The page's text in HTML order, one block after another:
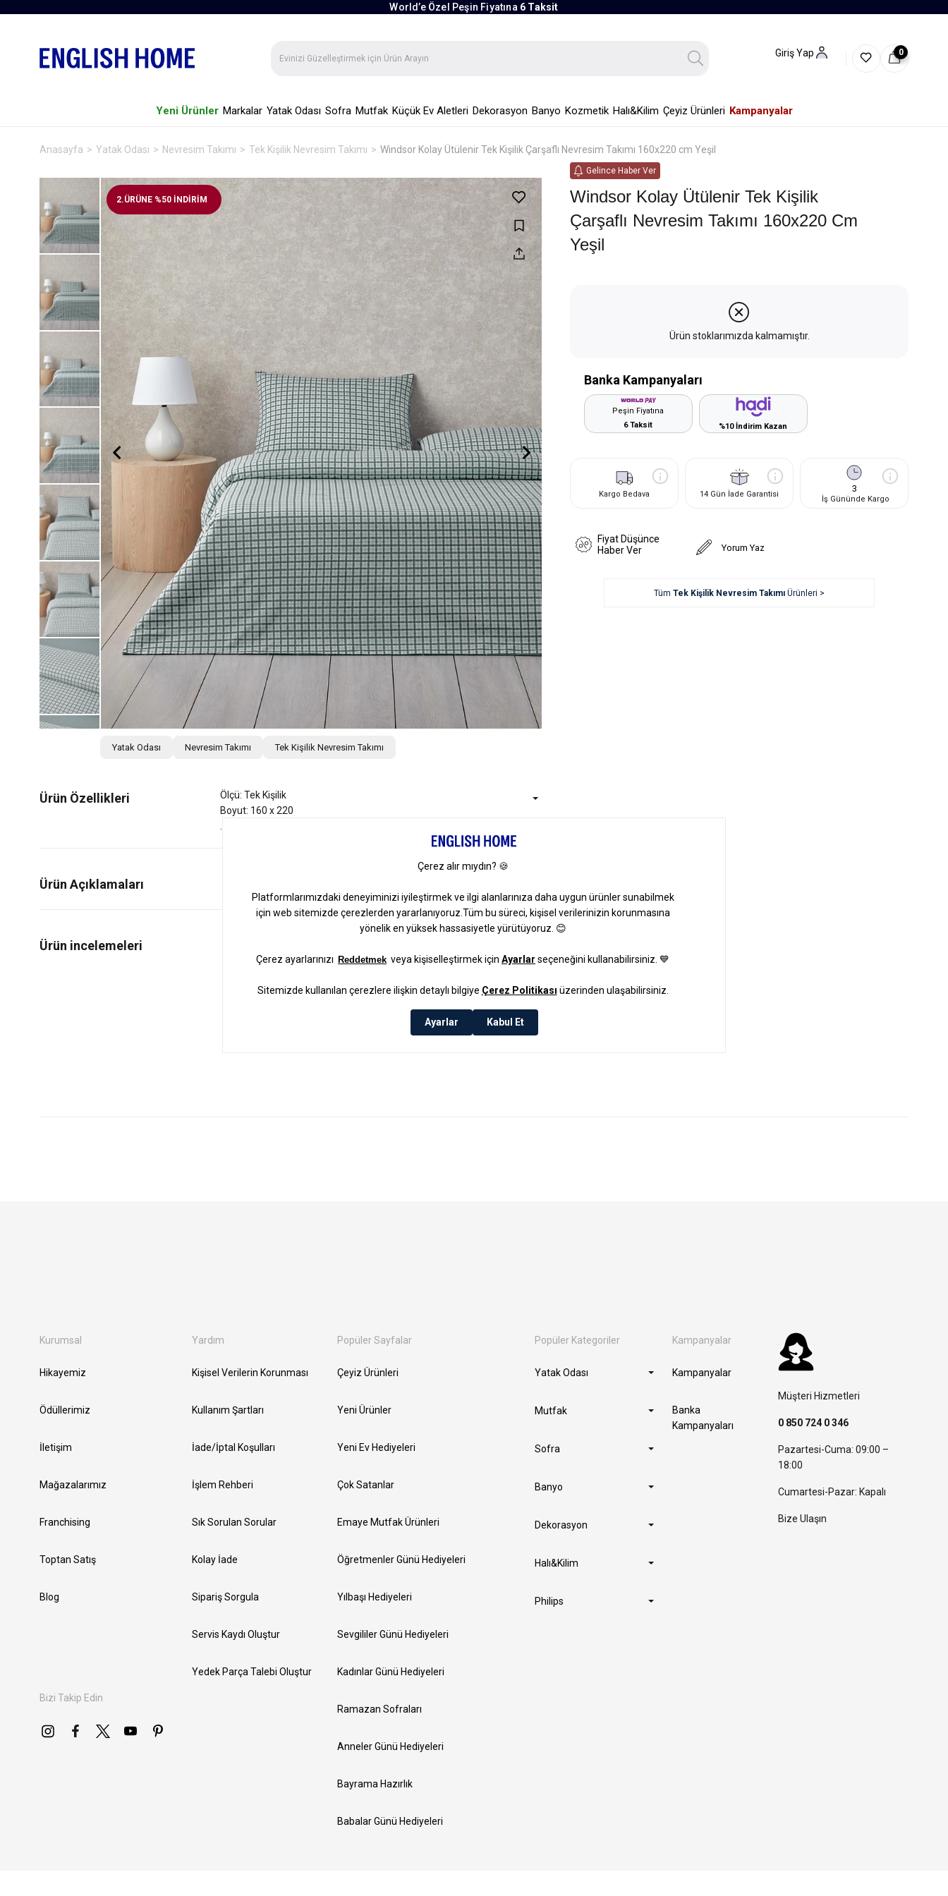
World’e Özel Peşin Fiyatına 6 Taksit
Giriş Yap 0
Yeni Ürünler Markalar Yatak Odası Sofra Mutfak Küçük Ev Aletleri Dekorasyon Banyo Kozmetik Halı&Kilim Çeyiz Ürünleri Kampanyalar
Anasayfa Yatak Odası Nevresim Takımı Tek Kişilik Nevresim Takımı Windsor Kolay Ütülenir Tek Kişilik Çarşaflı Nevresim Takımı 160x220 cm Yeşil
2.ÜRÜNE %50 İNDİRİM
Yatak Odası Nevresim Takımı Tek Kişilik Nevresim Takımı
Ürün Özellikleri
Ölçü: Tek Kişilik
Boyut: 160 x 220
Ürün Açıklamaları
Gelince Haber Ver
Windsor Kolay Ütülenir Tek Kişilik
Çarşaflı Nevresim Takımı 160x220 Cm
Yeşil
Ürün stoklarımızda kalmamıştır.
Banka Kampanyaları
Peşin Fiyatına
6 Taksit
%10 İndirim Kazan
Kargo Bedava 14 Gün İade Garantisi 3
İş Gününde Kargo
Fiyat Düşünce
Haber Ver
Yorum Yaz
Tüm Tek Kişilik Nevresim Takımı Ürünleri >
Kurumsal
Hikayemiz
Ödüllerimiz
İletişim
Mağazalarımız
Franchising
Toptan Satış
Blog
Bizi Takip Edin
Yardım
Kişisel Verilerin Korunması
Kullanım Şartları
İade/İptal Koşulları
İşlem Rehberi
Sık Sorulan Sorular
Kolay İade
Sipariş Sorgula
Servis Kaydı Oluştur
Yedek Parça Talebi Oluştur
Popüler Sayfalar
Çeyiz Ürünleri
Yeni Ürünler
Yeni Ev Hediyeleri
Çok Satanlar
Emaye Mutfak Ürünleri
Öğretmenler Günü Hediyeleri
Yılbaşı Hediyeleri
Sevgililer Günü Hediyeleri
Kadınlar Günü Hediyeleri
Ramazan Sofraları
Anneler Günü Hediyeleri
Bayrama Hazırlık
Babalar Günü Hediyeleri
Popüler Kategoriler
Yatak Odası
Mutfak
Sofra
Banyo
Dekorasyon
Halı&Kilim
Philips
Kampanyalar
Kampanyalar
Banka
Kampanyaları
Müşteri Hizmetleri
0 850 724 0 346
Pazartesi-Cuma: 09:00 –
18:00
Cumartesi-Pazar: Kapalı
Bize Ulaşın